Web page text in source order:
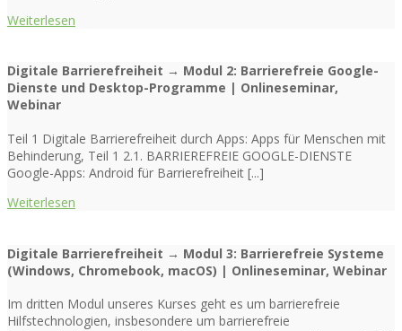
Weiterlesen
Digitale Barrierefreiheit → Modul 2: Barrierefreie Google-
Dienste und Desktop-Programme | Onlineseminar,
Webinar
Teil 1 Digitale Barrierefreiheit durch Apps: ​Apps für Menschen mit
Behinderung, Teil 1 2.1. BARRIEREFREIE GOOGLE-DIENSTE
Google-Apps: Android für Barrierefreiheit [...]
Weiterlesen
Digitale Barrierefreiheit → Modul 3: Barrierefreie Systeme
(Windows, Chromebook, macOS) | Onlineseminar, Webinar
Im dritten Modul unseres Kurses geht es um barrierefreie
Hilfstechnologien, insbesondere um barrierefreie